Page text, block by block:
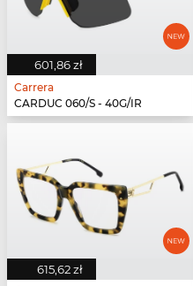
601,86 zł
Carrera
CARDUC 060/S - 40G/IR
615,62 zł